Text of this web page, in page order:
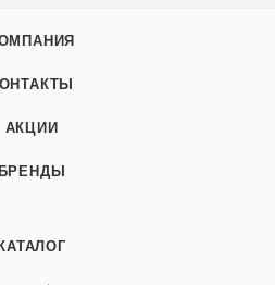
АКЦИИ
БРЕНДЫ
КАТАЛОГ